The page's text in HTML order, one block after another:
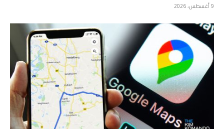
9 أغسطس، 2026